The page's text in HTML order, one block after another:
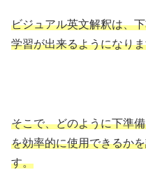
ビジュアル英文解釈は、
学習が出来るようになり
そこで、どのように下準
を効率的に使用できるか
す。